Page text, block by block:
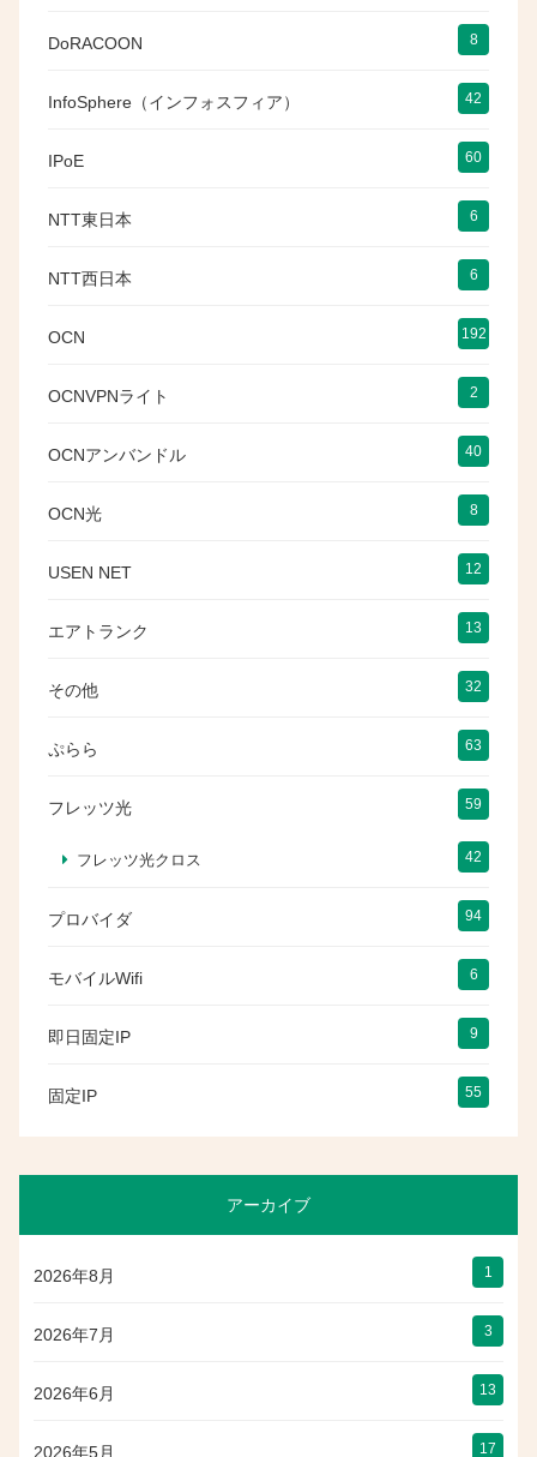
DoRACOON 8
InfoSphere（インフォスフィア） 42
IPoE 60
NTT東日本 6
NTT西日本 6
OCN 192
OCNVPNライト 2
OCNアンバンドル 40
OCN光 8
USEN NET 12
エアトランク 13
その他 32
ぷらら 63
フレッツ光 59
フレッツ光クロス 42
プロバイダ 94
モバイルWifi 6
即日固定IP 9
固定IP 55
アーカイブ
2026年8月 1
2026年7月 3
2026年6月 13
2026年5月 17